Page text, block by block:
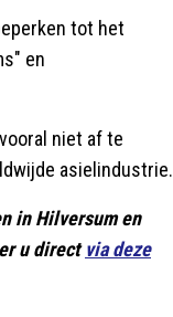
tot het
en
vooral niet af te
asielindustrie.
in Hilversum en
u directvia deze